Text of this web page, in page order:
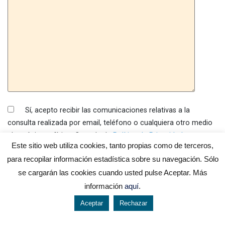
Sí, acepto recibir las comunicaciones relativas a la
consulta realizada por email, teléfono o cualquiera otro medio
electrónico o físico. Consulta la Política de Privacidad
ENVIAR COMENTARIO
La comunicación enviada quedará incorporada a un fichero que se
utilizará exclusivamente para tratar datos en orden de atender solicitud
de viajes, siempre de acuerdo al Reglamento (UE)2016/679 de 27 de abril
644 119 903 976 384 383
Este sitio web utiliza cookies, tanto propias como de terceros,
para recopilar información estadística sobre su navegación. Sólo
se cargarán las cookies cuando usted pulse Aceptar. Más
información aquí.
Aceptar Rechazar